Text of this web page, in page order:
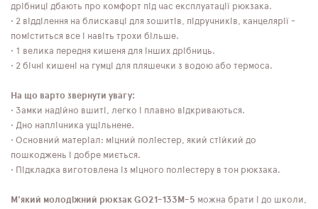
дрібниці дбають про комфорт під час експлуатації рюкзака.
• 2 відділення на блискавці для зошитів, підручників, канцелярії -
поміститься все і навіть трохи більше.
• 1 велика передня кишеня для інших дрібниць.
• 2 бічні кишені на гумці для пляшечки з водою або термоса.
На що варто звернути увагу:
• Замки надійно вшиті, легко і плавно відкриваються.
• Дно наплічника ущільнене.
• Основний матеріал: міцний поліестер, який стійкий до
пошкоджень і добре миється.
• Підкладка виготовлена ​​із міцного поліестеру в тон рюкзака.
М'який молодіжний рюкзак GO21-133M-5 можна брати і до школи,